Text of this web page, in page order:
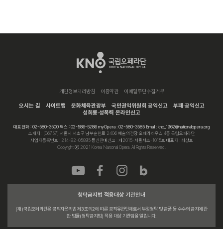
개인정보처리방침 이용약관 이메일무단수집거부
오시는 길 사이트맵 문화체육관광부 국민권익위원회 공익신고
부패·공익신고
성희롱·성폭력 온라인신고
대표전화 : 02-580-3500 팩스 : 02-586-5286 myOpera : 02-580-3585 Email : kno_1962@nationalopera.org
소재지 : [06757] 서울시 서초구 남부순환로 2406 예술의전당 오페라하우스 4층 국립오페라단
사업자등록번호 : 214-82-05895 통신판매신고 : 제2015-서울서초-1015호 대표자 : 최상호
Copyright ⓒ 2021 Korea National Opera. All Rights Reserved.
청탁금지법 적용대상 기관안내
(재)국립오페라단은 공직자윤리법 제3조의2에 따른 공직유관단체로서 부정청탁 및 금품 등 수수의 금지에 관
한 법률(청탁금지법) 적용 대상 기관임을 알립니다.